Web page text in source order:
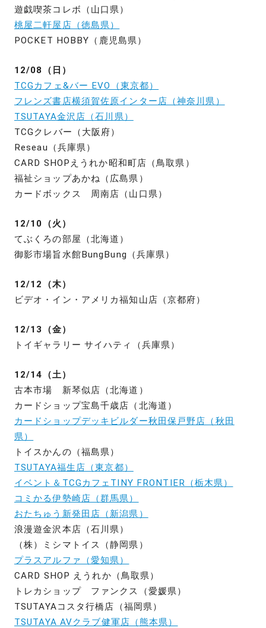
遊戯喫茶コレボ（山口県）
桃屋二軒屋店（徳島県）
POCKET HOBBY（鹿児島県）
12/08（日）
TCGカフェ&バー EVO（東京都）
フレンズ書店横須賀佐原インター店（神奈川県）
TSUTAYA金沢店（石川県）
TCGクレバー（大阪府）
Reseau（兵庫県）
CARD SHOPえうれか昭和町店（鳥取県）
福祉ショップあかね（広島県）
カードボックス 周南店（山口県）
12/10（火）
てぶくろの部屋（北海道）
御影市場旨水館BungBung（兵庫県）
12/12（木）
ビデオ・イン・アメリカ福知山店（京都府）
12/13（金）
トイギャラリー サイハティ（兵庫県）
12/14（土）
古本市場 新琴似店（北海道）
カードショップ宝島千歳店（北海道）
カードショップデッキビルダー秋田保戸野店（秋田
県）
トイスかんの（福島県）
TSUTAYA福生店（東京都）
イベント＆TCGカフェTINY FRONTIER（栃木県）
コミかる伊勢崎店（群馬県）
おたちゅう新発田店（新潟県）
浪漫遊金沢本店（石川県）
（株）ミシマトイス（静岡県）
プラスアルファ（愛知県）
CARD SHOP えうれか（鳥取県）
トレカショップ ファンクス（愛媛県）
TSUTAYAコスタ行橋店（福岡県）
TSUTAYA AVクラブ健軍店（熊本県）